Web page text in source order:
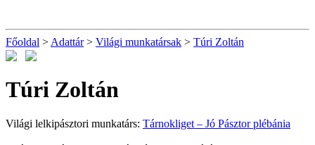
Főoldal > Adattár> Világi munkatársak > Túri Zoltán
Túri Zoltán
Világi lelkipásztori munkatárs: Tárnokliget – Jó Pásztor plébánia